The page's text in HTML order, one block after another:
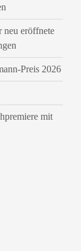
neu eröffnete
Preis 2026
mit